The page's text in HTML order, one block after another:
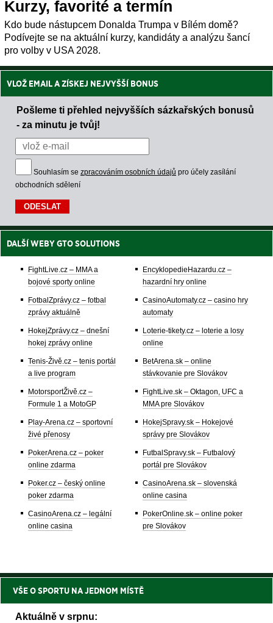
Kurzy, favorité a termín
Kdo bude nástupcem Donalda Trumpa v Bílém domě?
Podívejte se na aktuální kurzy, kandidáty a analýzu šancí
pro volby v USA 2028.
VLOŽ EMAIL A ZÍSKEJ NEJVYŠŠÍ BONUS
Pošleme ti přehled nejvyšších sázkařských bonusů
- za minutu je tvůj!
Souhlasím se zpracováním osobních údajů pro účely zasílání
obchodních sdělení
DALŠÍ WEBY GTO SOLUTIONS
FightLive.cz – MMA a
bojové sporty online
FotbalZprávy.cz – fotbal
zprávy aktuálně
HokejZprávy.cz – dnešní
hokej zprávy online
Tenis-Živě.cz – tenis portál
a live program
MotorsportŽivě.cz –
Formule 1 a MotoGP
Play-Arena.cz – sportovní
živé přenosy
PokerArena.cz – poker
online zdarma
Poker.cz – český online
poker zdarma
CasinoArena.cz – legální
online casina
EncyklopedieHazardu.cz –
hazardní hry online
CasinoAutomaty.cz – casino hry
automaty
Loterie-tikety.cz – loterie a losy
online
BetArena.sk – online
stávkovanie pre Slovákov
FightLive.sk – Oktagon, UFC a
MMA pre Slovákov
HokejSpravy.sk – Hokejové
správy pre Slovákov
FutbalSpravy.sk – Futbalový
portál pre Slovákov
CasinoArena.sk – slovenská
online casina
PokerOnline.sk – online poker
pre Slovákov
VŠE O SPORTU NA JEDNOM MÍSTĚ
Aktuálně v srpnu: